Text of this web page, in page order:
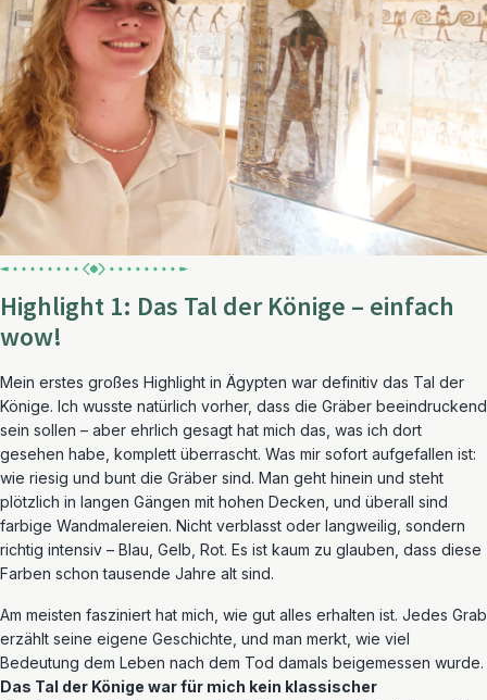
Highlight 1: Das Tal der Könige – einfach
wow!
Mein erstes großes Highlight in Ägypten war definitiv das Tal der
Könige. Ich wusste natürlich vorher, dass die Gräber beeindruckend
sein sollen – aber ehrlich gesagt hat mich das, was ich dort
gesehen habe, komplett überrascht. Was mir sofort aufgefallen ist:
wie riesig und bunt die Gräber sind. Man geht hinein und steht
plötzlich in langen Gängen mit hohen Decken, und überall sind
farbige Wandmalereien. Nicht verblasst oder langweilig, sondern
richtig intensiv – Blau, Gelb, Rot. Es ist kaum zu glauben, dass diese
Farben schon tausende Jahre alt sind.
Am meisten fasziniert hat mich, wie gut alles erhalten ist. Jedes Grab
erzählt seine eigene Geschichte, und man merkt, wie viel
Bedeutung dem Leben nach dem Tod damals beigemessen wurde.
Das Tal der Könige war für mich kein klassischer